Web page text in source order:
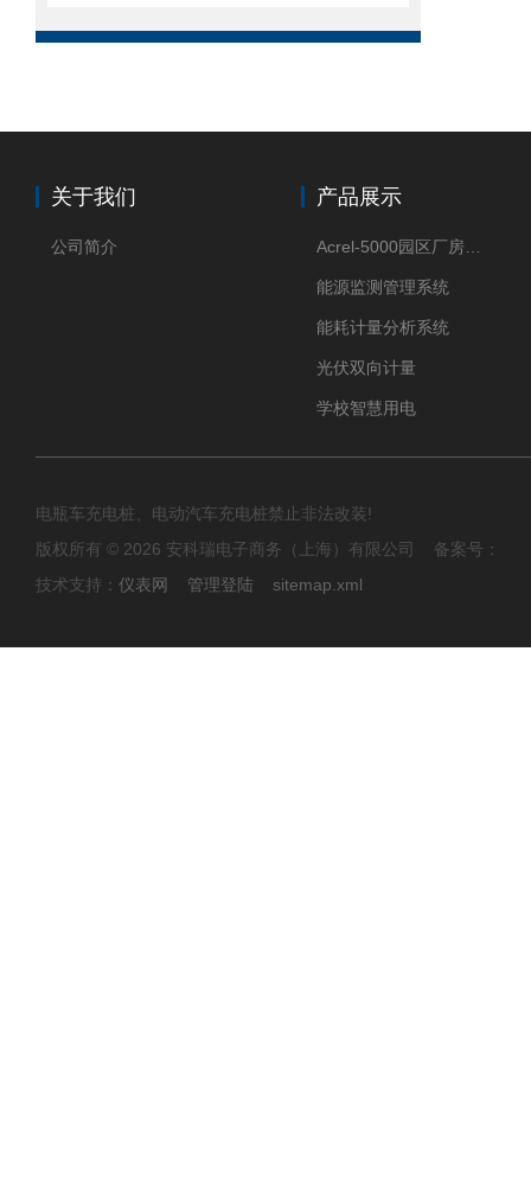
关于我们
公司简介
产品展示
能源监测管理系统
能耗计量分析系统
光伏双向计量
学校智慧用电
电瓶车充电桩、电动汽车充电桩禁止非法改装!
版权所有 © 2026 安科瑞电子商务（上海）有限公司 备案号：
技术支持： 仪表网 管理登陆 sitemap.xml